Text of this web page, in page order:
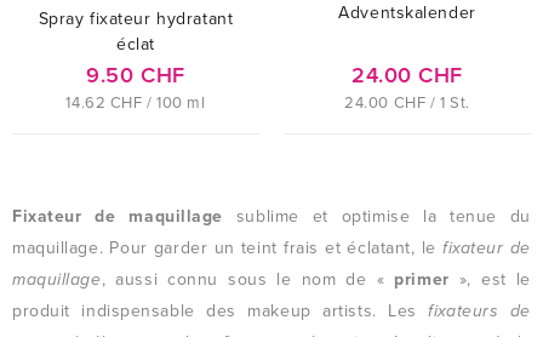
Spray fixateur hydratant
éclat
9.50 CHF
14.62 CHF / 100 ml
Adventskalender
24.00 CHF
24.00 CHF / 1 St.
Fixateur de maquillage sublime et optimise la tenue du
maquillage. Pour garder un teint frais et éclatant, lefixateur de
maquillage, aussi connu sous le nom de « primer », est le
produit indispensable des makeup artists. Lesfixateurs de